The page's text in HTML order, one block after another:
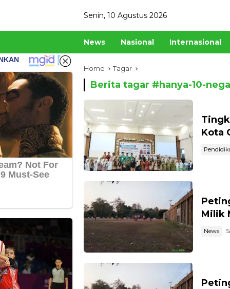
Senin, 10 Agustus 2026
News Nasional Internasional
Home Tagar
Berita tagar #hanya-10-
Kota
Milik
News